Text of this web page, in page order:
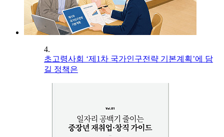
4.
초고령사회 ‘제1차 국가인구전략 기본계획’에 담
길 정책은